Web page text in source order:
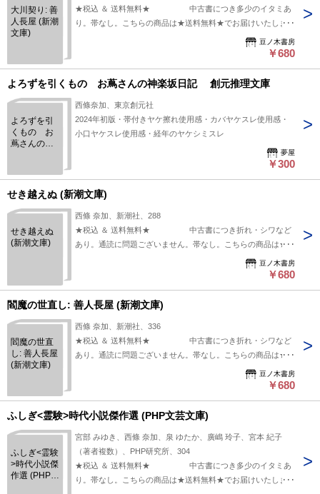
大川契り: 善
人長屋 (新潮
文庫)
★税込 ＆ 送料無料★ 中古書につき多少のイタミあ
り。帯なし。こちらの商品は★送料無料★でお届けいたしま
豆ノ木書房
￥680
よろずを引くもの お蔦さんの神楽坂日記 創元推理文庫
よろずを引
くもの お
蔦さんの神
庫
西條奈加、東京創元社
2024年初版・帯付きヤケ擦れ使用感・カバヤケスレ使用感・
小口ヤケスレ使用感・経年のヤケシミスレ
夢屋
￥300
せき越えぬ (新潮文庫)
せき越えぬ
(新潮文庫)
西條 奈加、新潮社、288
★税込 ＆ 送料無料★ 中古書につき折れ・シワなど
あり。通読に問題ございません。帯なし。こちらの商品は★送
豆ノ木書房
￥680
閻魔の世直し: 善人長屋 (新潮文庫)
閻魔の世直
し: 善人長屋
(新潮文庫)
西條 奈加、新潮社、336
★税込 ＆ 送料無料★ 中古書につき折れ・シワなど
あり。通読に問題ございません。帯なし。こちらの商品は★送
豆ノ木書房
￥680
ふしぎ<霊験>時代小説傑作選 (PHP文芸文庫)
ふしぎ<霊験
>時代小説傑
作選 (PHP文
宮部 みゆき、西條 奈加、泉 ゆたか、廣嶋 玲子、宮本 紀子
（著者複数）、PHP研究所、304
★税込 ＆ 送料無料★ 中古書につき多少のイタミあ
り。帯なし。こちらの商品は★送料無料★でお届けいたしま